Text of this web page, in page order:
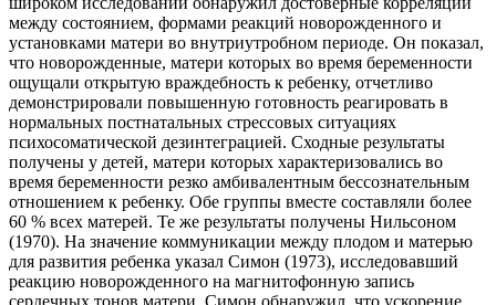
между состоянием, формами реакций новорожденного и
установками матери во внутриутробном периоде. Он показал,
что новорожденные, матери которых во время беремен­ности
ощущали открытую враждебность к ребенку, отчетливо
демонстриро­вали повышенную готовность реагировать в
нормальных постнатальных стрес­совых ситуациях
психосоматической дезинтеграцией. Сходные результаты
получены у детей, матери которых характеризовались во
время беременности резко амбивалентным бессознательным
отношением к ребенку. Обе группы вместе составляли более
60 % всех матерей. Те же результаты получены Нильсоном
(1970). На значение коммуникации между плодом и матерью
для разви­тия ребенка указал Симон (1973), исследовавший
реакцию новорожденного на магнитофонную запись
сердечных тонов матери. Симон обнаружил, что ускорение